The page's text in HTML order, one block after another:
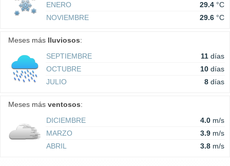
ENERO
29.4 °C
NOVIEMBRE
29.6 °C
Meses más lluviosos:
SEPTIEMBRE
11 días
OCTUBRE
10 días
JULIO
8 días
Meses más ventosos:
DICIEMBRE
4.0 m/s
MARZO
3.9 m/s
ABRIL
3.8 m/s